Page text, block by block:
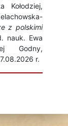
Kołodziej,
z polskimi
nauk. Ewa
Godny,
r.